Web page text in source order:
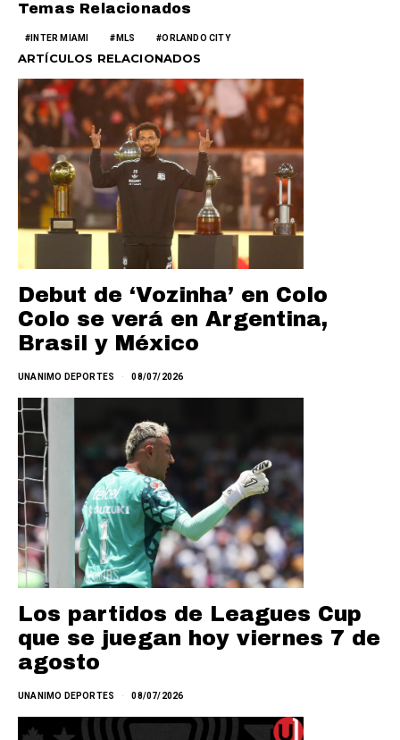
Temas Relacionados
INTER MIAMI MLS ORLANDO CITY
ARTÍCULOS RELACIONADOS
Debut de ‘Vozinha’ en Colo
Colo se verá en Argentina,
Brasil y México
UNANIMO DEPORTES 08/07/2026
Los partidos de Leagues Cup
que se juegan hoy viernes 7 de
agosto
UNANIMO DEPORTES 08/07/2026